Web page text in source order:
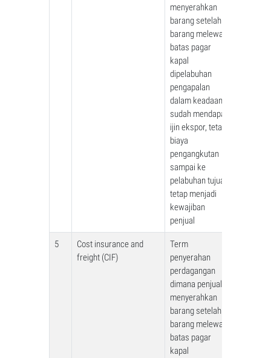
menyerahkan
barang setelah
barang melewati
batas pagar
kapal
dipelabuhan
pengapalan
dalam keadaan
sudah mendapat
ijin ekspor, tetapi
biaya
pengangkutan
sampai ke
pelabuhan tujuan
tetap menjadi
kewajiban
penjual
5
Cost insurance and
freight (CIF)
Term
penyerahan
perdagangan
dimana penjual
menyerahkan
barang setelah
barang melewati
batas pagar
kapal